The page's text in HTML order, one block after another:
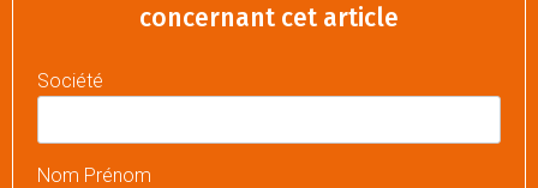
concernant cet article
Société
Nom Prénom